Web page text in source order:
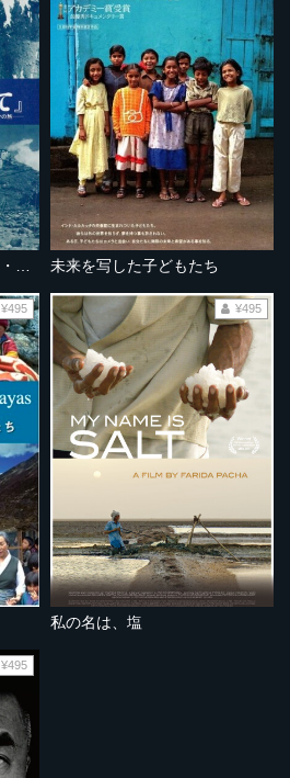
ラマ教の高地にて インド・ラダックの旅 未来を写した子どもたち
¥495
私の名は、塩
¥495
¥495